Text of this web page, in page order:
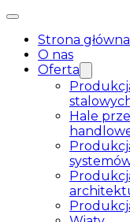
Strona główna
O nas
Oferta
Hale